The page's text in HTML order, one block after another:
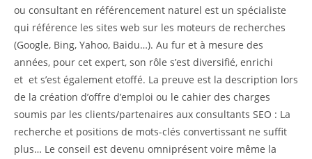
ou consultant en référencement naturel est un spécialiste
qui référence les sites web sur les moteurs de recherches
(Google, Bing, Yahoo, Baidu…). Au fur et à mesure des
années, pour cet expert, son rôle s’est diversifié, enrichi
et et s’est également etoffé. La preuve est la description lors
de la création d’offre d’emploi ou le cahier des charges
soumis par les clients/partenaires aux consultants SEO : La
recherche et positions de mots-clés convertissant ne suffit
plus… Le conseil est devenu omniprésent voire même la